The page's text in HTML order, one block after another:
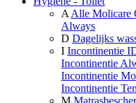
A Alle Molicare
Always
D Dagelijks
I Incontinentie
Incontinentie
Incontinentie
Incontinentie